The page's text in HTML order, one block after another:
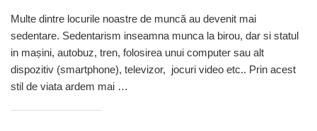
sedentarismului
Multe dintre locurile noastre de muncă au devenit mai
sedentare. Sedentarism inseamna munca la birou, dar si statul
in mașini, autobuz, tren, folosirea unui computer sau alt
dispozitiv (smartphone), televizor, jocuri video etc.. Prin acest
stil de viata ardem mai …